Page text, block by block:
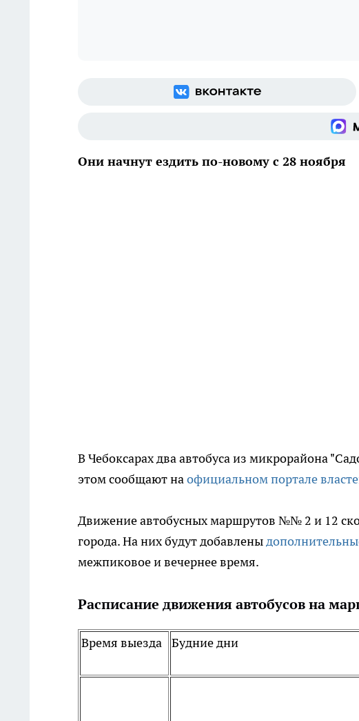
Они начнут ездить по-новому с 28 ноября
В Чебоксарах два автобуса из микрорайона
этом сообщают наофициальном портале
Движение автобусных маршрутов №№ 2 и 12
города. На них будут добавлены
межпиковое и вечернее время.
Расписание движения автобусов на
Время выезда Будние дни